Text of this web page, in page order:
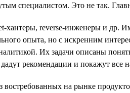
специалистом. Это не так.
хантеры, reverse-инженеры и
опыта, но с искренним
Их задачи описаны
рекомендации и покажут все
на рынке